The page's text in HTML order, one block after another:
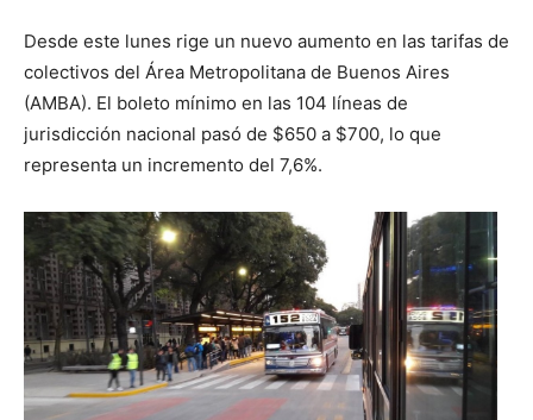
Desde este lunes rige un nuevo aumento en las tarifas de
colectivos del Área Metropolitana de Buenos Aires
(AMBA). El boleto mínimo en las 104 líneas de
jurisdicción nacional pasó de $650 a $700, lo que
representa un incremento del 7,6%.